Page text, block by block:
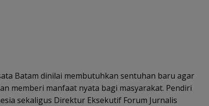
Batam dinilai membutuhkan sentuhan baru agar
memberi manfaat nyata bagi masyarakat. Pendiri
sekaligus Direktur Eksekutif Forum Jurnalis